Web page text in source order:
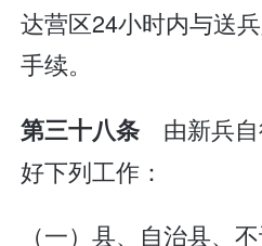
达营区24小时内与送
手续。
第三十八条 由新兵自
好下列工作：
（一）县、自治县、